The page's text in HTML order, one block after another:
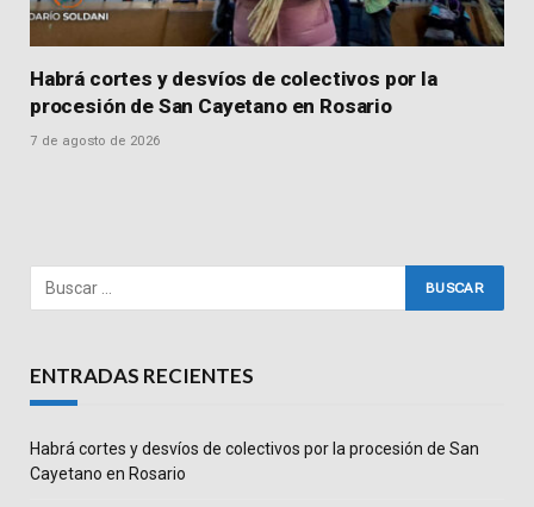
Habrá cortes y desvíos de colectivos por la
procesión de San Cayetano en Rosario
7 de agosto de 2026
ENTRADAS RECIENTES
Habrá cortes y desvíos de colectivos por la procesión de San
Cayetano en Rosario